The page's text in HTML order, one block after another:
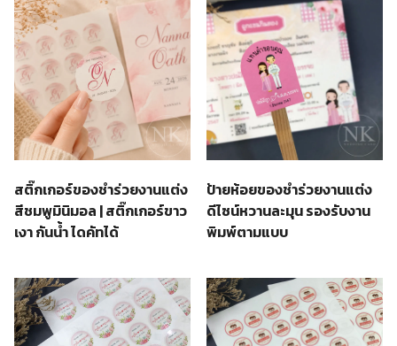
สติ๊กเกอร์ของชำร่วยงานแต่ง
สีชมพูมินิมอล | สติ๊กเกอร์ขาว
เงา กันน้ำ ไดคัทได้
ป้ายห้อยของชำร่วยงานแต่ง
ดีไซน์หวานละมุน รองรับงาน
พิมพ์ตามแบบ